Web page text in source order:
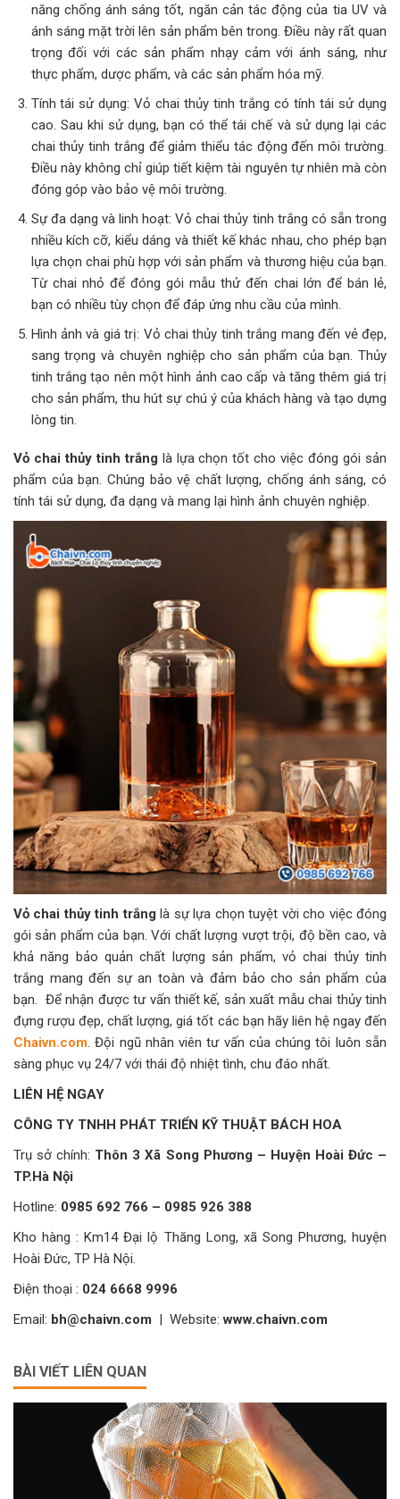
năng chống ánh sáng tốt, ngăn cản tác động của tia UV và
ánh sáng mặt trời lên sản phẩm bên trong. Điều này rất quan
trọng đối với các sản phẩm nhạy cảm với ánh sáng, như
thực phẩm, dược phẩm, và các sản phẩm hóa mỹ.
Tính tái sử dụng: Vỏ chai thủy tinh trắng có tính tái sử dụng
cao. Sau khi sử dụng, bạn có thể tái chế và sử dụng lại các
chai thủy tinh trắng để giảm thiểu tác động đến môi trường.
Điều này không chỉ giúp tiết kiệm tài nguyên tự nhiên mà còn
đóng góp vào bảo vệ môi trường.
Sự đa dạng và linh hoạt: Vỏ chai thủy tinh trắng có sẵn trong
nhiều kích cỡ, kiểu dáng và thiết kế khác nhau, cho phép bạn
lựa chọn chai phù hợp với sản phẩm và thương hiệu của bạn.
Từ chai nhỏ để đóng gói mẫu thử đến chai lớn để bán lẻ,
bạn có nhiều tùy chọn để đáp ứng nhu cầu của mình.
Hình ảnh và giá trị: Vỏ chai thủy tinh trắng mang đến vẻ đẹp,
sang trọng và chuyên nghiệp cho sản phẩm của bạn. Thủy
tinh trắng tạo nên một hình ảnh cao cấp và tăng thêm giá trị
cho sản phẩm, thu hút sự chú ý của khách hàng và tạo dựng
lòng tin.
Vỏ chai thủy tinh trắng là lựa chọn tốt cho việc đóng gói sản
phẩm của bạn. Chúng bảo vệ chất lượng, chống ánh sáng, có
tính tái sử dụng, đa dạng và mang lại hình ảnh chuyên nghiệp.
Vỏ chai thủy tinh trắnglà sự lựa chọn tuyệt vời cho việc đóng
gói sản phẩm của bạn. Với chất lượng vượt trội, độ bền cao, và
khả năng bảo quản chất lượng sản phẩm, vỏ chai thủy tinh
trắng mang đến sự an toàn và đảm bảo cho sản phẩm của
bạn. Để nhận được tư vấn thiết kế, sản xuất mẫu chai thủy tinh
đựng rượu đẹp, chất lượng, giá tốt các bạn hãy liên hệ ngay đến
Chaivn.com. Đội ngũ nhân viên tư vấn của chúng tôi luôn sẵn
sàng phục vụ 24/7 với thái độ nhiệt tình, chu đáo nhất.
LIÊN HỆ NGAY
CÔNG TY TNHH PHÁT TRIỂN KỸ THUẬT BÁCH HOA
Trụ sở chính: Thôn 3 Xã Song Phương – Huyện Hoài Đức –
TP.Hà Nội
Hotline: 0985 692 766 – 0985 926 388
Kho hàng : Km14 Đại lộ Thăng Long, xã Song Phương, huyện
Hoài Đức, TP Hà Nội.
Điện thoại : 024 6668 9996
Email: bh@chaivn.com | Website:www.chaivn.com
BÀI VIẾT LIÊN QUAN